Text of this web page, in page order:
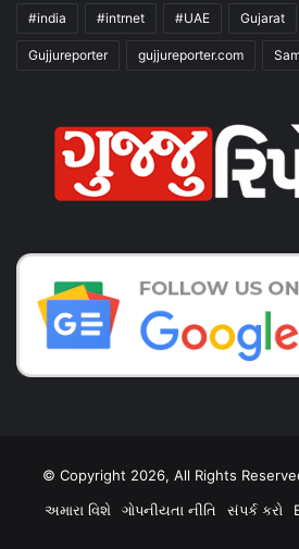
#india #intrnet #UAE Gujarat
Gujjureporter gujjureporter.com
© Copyright 2026, All Rights
અમારા વિશે
ગોપનીયતા નીતિ સંપર્ક કરો